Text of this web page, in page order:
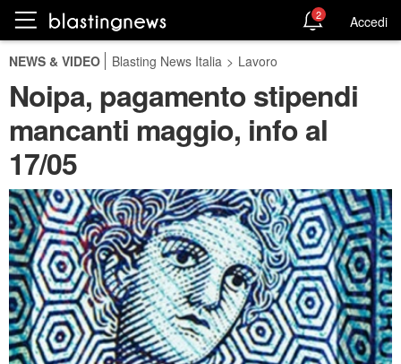
2 Accedi
NEWS & VIDEO Blasting News Italia > Lavoro
Noipa, pagamento stipendi
mancanti maggio, info al
17/05